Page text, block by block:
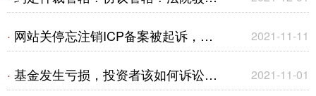
全部诉讼请求？——代位权诉讼
· 网站关停忘注销ICP备案被起诉，代
理被告胜诉不担责｜成功案例
2021-11-11
· 基金发生亏损，投资者该如何诉讼维
2021-11-01